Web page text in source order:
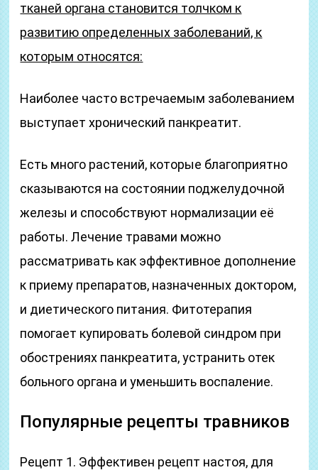
тканей органа становится толчком к
развитию определенных заболеваний, к
которым относятся:
Наиболее часто встречаемым заболеванием
выступает хронический панкреатит.
Есть много растений, которые благоприятно
сказываются на состоянии поджелудочной
железы и способствуют нормализации её
работы. Лечение травами можно
рассматривать как эффективное дополнение
к приему препаратов, назначенных доктором,
и диетического питания. Фитотерапия
помогает купировать болевой синдром при
обострениях панкреатита, устранить отек
больного органа и уменьшить воспаление.
Популярные рецепты травников
Рецепт 1. Эффективен рецепт настоя, для